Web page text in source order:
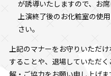
が誘導いたしますので、お
上演終了後のお化粧室の使
さい。
上記のマナーをお守りいただ
することや、退場していただ